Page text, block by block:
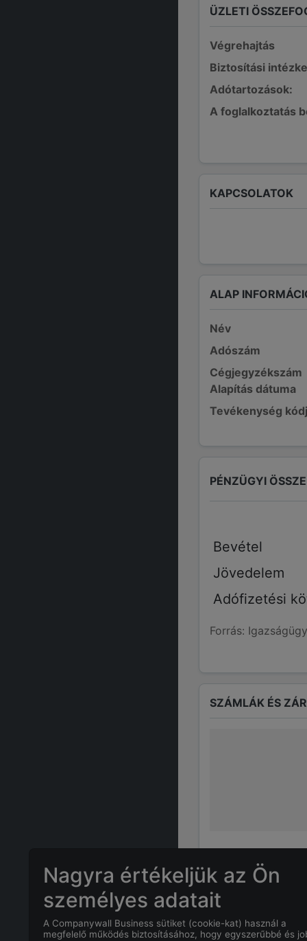
ÜZLETI
Végrehajtás
Biztosítási
Adótartozások:
A foglalkoztatás
KAPCSOLATOK
ALAP
Név
Adószám
Cégjegyzékszám
Alapítás dátuma
Tevékenység
PÉNZÜGYI
Bevétel
Jövedelem
Adófizetési
Forrás:
SZÁMLÁK ÉS
GYAKRAN
Nagyra értékeljük az Ön
személyes adatait
A Companywall Business sütiket (cookie-kat) használ a
megfelelő működés biztosításához, hogy egyszerűbbé és